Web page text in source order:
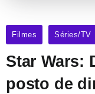
Filmes Séries/TV
Star Wars:
posto de